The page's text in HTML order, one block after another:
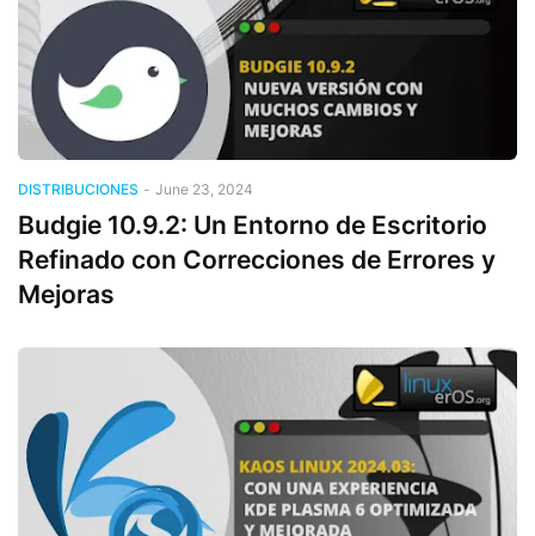
DISTRIBUCIONES - June 23, 2024
Budgie 10.9.2: Un Entorno de Escritorio
Refinado con Correcciones de Errores y
Mejoras